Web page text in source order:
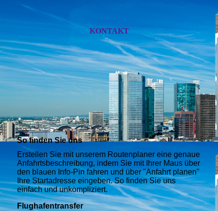
KONTAKT
So finden Sie uns
Erstellen Sie mit unserem Routenplaner eine genaue
Anfahrtsbeschreibung, indem Sie mit Ihrer Maus über
den blauen Info-Pin fahren und über "Anfahrt planen"
Ihre Startadresse eingeben. So finden Sie uns
einfach und unkompliziert.
Flughafentransfer